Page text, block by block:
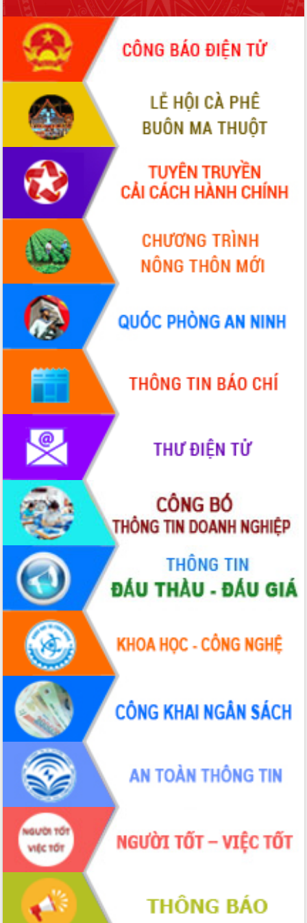
hai con số trong năm 2026
Tổ chức trang trọng Lễ hội Đền thờ
Lương Văn Chánh năm 2026
Phó Bí thư Tỉnh ủy Đắk Lắk Đỗ Hữu
Huy giữ chức Bí thư Đảng ủy Ủy Ban
Nhân dân tỉnh
Bệnh án điện tử thúc đẩy chuyển đổi
số y tế tại Đắk Lắk
Chuyển đổi số thư viện: Mở rộng
không gian tri thức trong thời đại số
Đánh giá, rút kinh nghiệm công tác tổ
chức diễn tập trước ngày bầu cử
Chương trình “Gặp gỡ hữu nghị –
Friendship Meeting New Year 2026”
Bầu cử Quốc hội và HĐND: Cử tri Đắk
Lắk gửi gắm niềm tin, kỳ vọng vào lá
phiếu
Đắk Lắk sẵn sàng các điều kiện cho
Ngày hội bầu cử đại biểu Quốc hội
khóa XVI và HĐND các cấp nhiệm kỳ
2026-2031
Đảm bảo cuộc bầu cử đại biểu Quốc
hội và đại biểu HĐND các cấp diễn ra
an toàn, hiệu quả, đúng quy định
Thủ tướng Chính phủ Phạm Minh Chính
kiểm tra, chỉ đạo hoàn thành các dự
án cao tốc và thăm khu tái định cư tại
Đắk Lắk
Sôi nổi Hội đua ngựa truyền thống Gò
Thì Thùng mừng Xuân Bính Ngọ 2026
Lãnh đạo tỉnh dâng hương tưởng niệm
tại Đập Đồng Cam đầu Xuân Bính Ngọ
Ngành nông nghiệp phấn đấu tăng
trưởng đạt 5,86% trong năm 2026
UBND tỉnh Đắk Lắk triển khai công tác
quốc phòng, quân sự địa phương năm
Đắk Lắk tập trung toàn lực khắc phục
tồn tại IUU, sẵn sàng làm việc với
Đoàn thanh tra EC
Chủ tịch UBND tỉnh Tạ Anh Tuấn thăm,
chúc mừng các bệnh viện nhân Ngày
Thầy thuốc Việt Nam
Rộn ràng lễ hội truyền thống Sông
nước Đà Nông lần thứ I năm 2026
Kỳ họp Chuyên đề lần thứ Năm, HĐND
tỉnh Đắk Lắk thông qua các nghị quyết
quan trọng
Thống nhất danh sách giới thiệu ứng
cử đại biểu Quốc hội khoá XVI và đại
biểu HĐND tỉnh Đắk Lắk, nhiệm kỳ
2026-2031
Phát động hai phong trào thi đua quan
trọng trong kỷ nguyên mới
Hội nghị lần thứ tư Ban Chỉ đạo công
tác bầu cử tỉnh Đắk Lắk
Hội nghị Báo cáo viên Trung ương
tháng 01/2026
Phó Thủ tướng Hồ Quốc Dũng đánh giá
cao kết quả Chiến dịch Quang Trung
tại Đắk Lắk